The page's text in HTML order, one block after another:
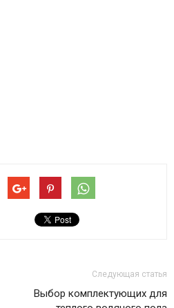
Следующая статья
Выбор комплектующих для